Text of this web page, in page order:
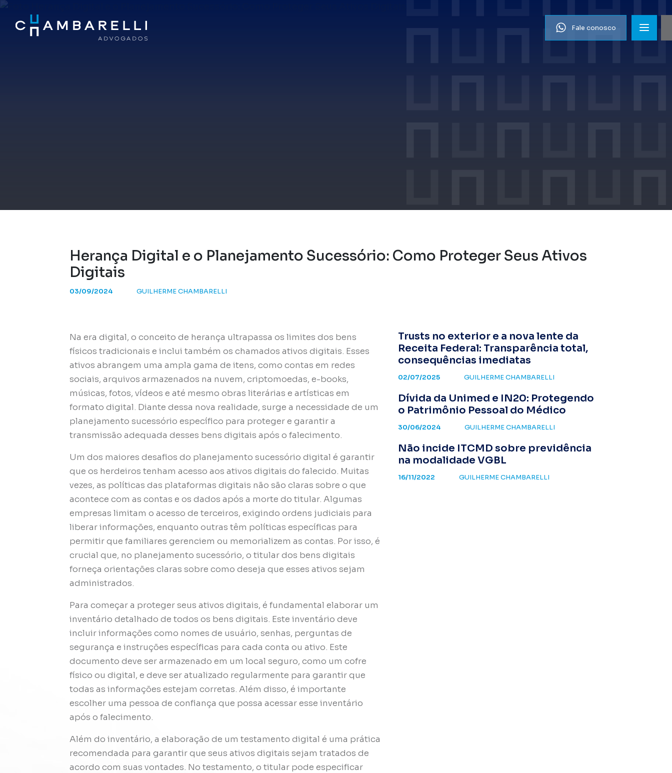
Fale conosco
Herança Digital e o Planejamento Sucessório: Como Proteger Seus Ativos
Digitais
03/09/2024 GUILHERME CHAMBARELLI
Na era digital, o conceito de herança ultrapassa os limites dos bens
físicos tradicionais e inclui também os chamados ativos digitais. Esses
ativos abrangem uma ampla gama de itens, como contas em redes
sociais, arquivos armazenados na nuvem, criptomoedas, e-books,
músicas, fotos, vídeos e até mesmo obras literárias e artísticas em
formato digital. Diante dessa nova realidade, surge a necessidade de um
planejamento sucessório específico para proteger e garantir a
transmissão adequada desses bens digitais após o falecimento.
Um dos maiores desafios do planejamento sucessório digital é garantir
que os herdeiros tenham acesso aos ativos digitais do falecido. Muitas
vezes, as políticas das plataformas digitais não são claras sobre o que
acontece com as contas e os dados após a morte do titular. Algumas
empresas limitam o acesso de terceiros, exigindo ordens judiciais para
liberar informações, enquanto outras têm políticas específicas para
permitir que familiares gerenciem ou memorializem as contas. Por isso, é
crucial que, no planejamento sucessório, o titular dos bens digitais
forneça orientações claras sobre como deseja que esses ativos sejam
administrados.
Para começar a proteger seus ativos digitais, é fundamental elaborar um
inventário detalhado de todos os bens digitais. Este inventário deve
incluir informações como nomes de usuário, senhas, perguntas de
segurança e instruções específicas para cada conta ou ativo. Este
documento deve ser armazenado em um local seguro, como um cofre
físico ou digital, e deve ser atualizado regularmente para garantir que
todas as informações estejam corretas. Além disso, é importante
escolher uma pessoa de confiança que possa acessar esse inventário
após o falecimento.
Além do inventário, a elaboração de um testamento digital é uma prática
recomendada para garantir que seus ativos digitais sejam tratados de
acordo com suas vontades. No testamento, o titular pode especificar
Trusts no exterior e a nova lente da
Receita Federal: Transparência total,
consequências imediatas
02/07/2025 GUILHERME CHAMBARELLI
Dívida da Unimed e IN20: Protegendo
o Patrimônio Pessoal do Médico
30/06/2024 GUILHERME CHAMBARELLI
Não incide ITCMD sobre previdência
na modalidade VGBL
16/11/2022 GUILHERME CHAMBARELLI